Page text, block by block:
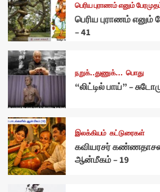
பெரிய புராணம் எனும்
பெரிய புராணம் எனும்
– 41
நறுக்..துணுக்... பொது
“லிட்டில் பாய்” –
இலக்கியம் கட்டுரைகள்
கவியரசர்
ஆன்மீகம் – 19